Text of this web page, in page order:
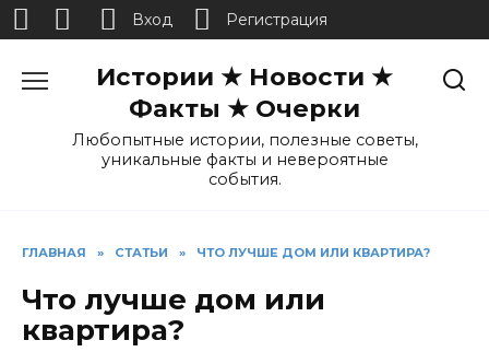
Истории ★ Новости ★
Факты ★ Очерки
Любопытные истории, полезные советы,
уникальные факты и невероятные
события.
ГЛАВНАЯ » СТАТЬИ » ЧТО ЛУЧШЕ ДОМ ИЛИ КВАРТИРА?
Что лучше дом или
квартира?
Вход Регистрация